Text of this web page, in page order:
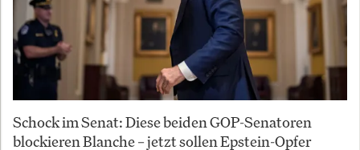
Schock im Senat: Diese beiden GOP-Senatoren
blockieren Blanche – jetzt sollen Epstein-Opfer